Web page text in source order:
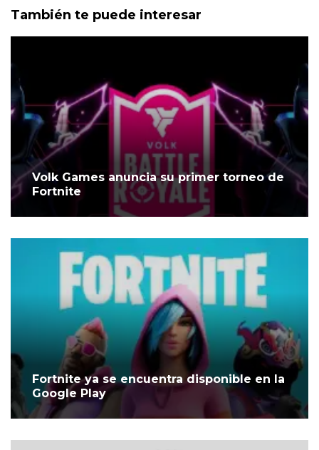
También te puede interesar
Volk Games anuncia su primer torneo de
Fortnite
Fortnite ya se encuentra disponible en la
Google Play